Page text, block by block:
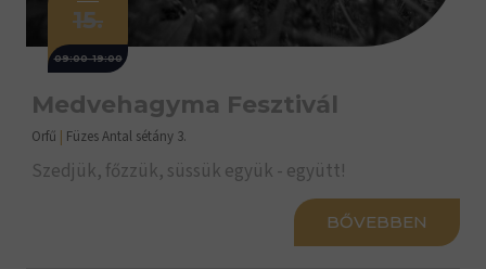
15.
09:00-19:00
Medvehagyma Fesztivál
Orfű | Füzes Antal sétány 3.
Szedjük, főzzük, süssük együk - együtt!
BŐVEBBEN